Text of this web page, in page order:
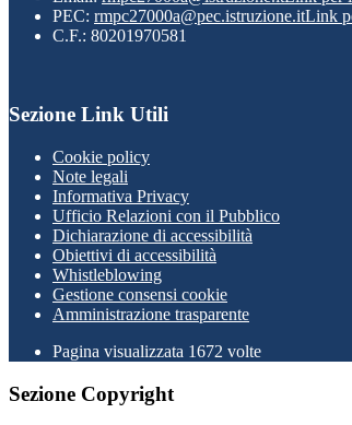
PEC: rmpc27000a@pec.istruzione.itLink
C.F.: 80201970581
Sezione Link Utili
Cookie policy
Note legali
Informativa Privacy
Ufficio Relazioni con il Pubblico
Dichiarazione di accessibilità
Obiettivi di accessibilità
Whistleblowing
Gestione consensi cookie
Amministrazione trasparente
Pagina visualizzata 1672 volte
Sezione Copyright